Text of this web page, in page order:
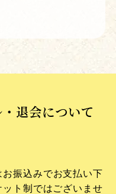
退会について
振込みでお支払い下
ト制ではございませ